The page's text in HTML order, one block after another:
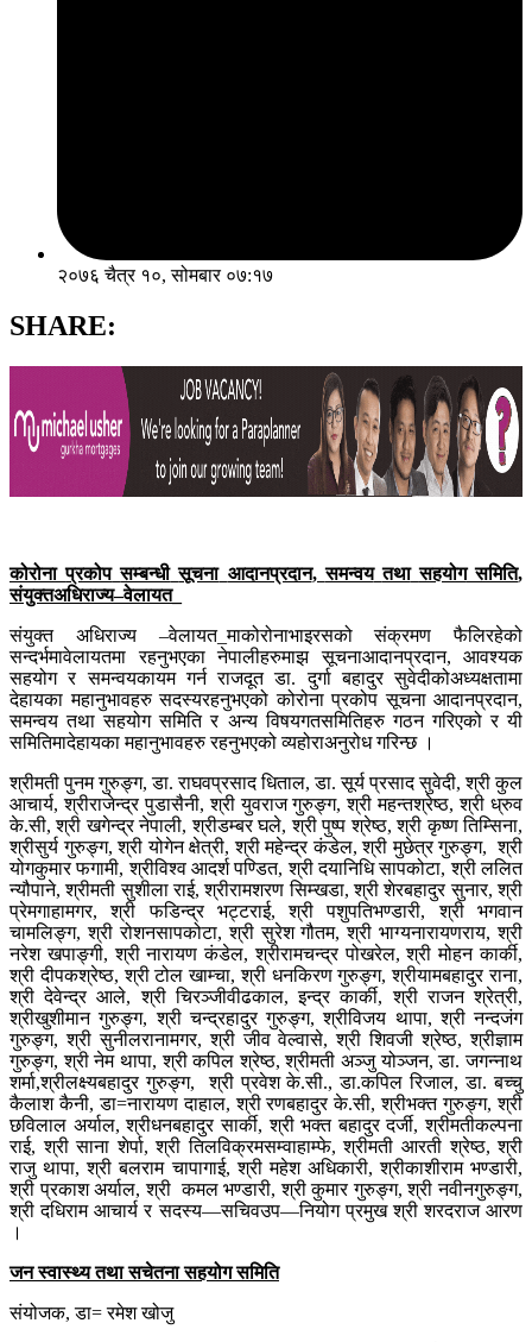
२०७६ चैत्र १०, सोमबार ०७:१७
SHARE:
कोरोना प्रकोप सम्बन्धी सूचना आदानप्रदान,समन्वय तथा सहयोग समिति,
संयुक्तअधिराज्य–वेलायत_
संयुक्त
अधिराज्य–वेलायत_माकोरोनाभाइरसको संक्रमण
फैलिरहेको
सन्दर्भमावेलायतमा रहनुभएका नेपालीहरुमाझ सूचनाआदानप्रदान, आवश्यक
सहयोग र समन्वयकायम गर्न राजदूत डा.दुर्गा बहादुर सुवेदीकोअध्यक्षतामा
देहायका महानुभावहरु सदस्यरहनुभएको कोरोना प्रकोप सूचना आदानप्रदान,
समन्वय तथा सहयोग समिति र अन्य विषयगतसमितिहरु गठन गरिएको र यी
समितिमादेहायका महानुभावहरु रहनुभएको व्यहोराअनुरोध गरिन्छ ।
श्रीमती पुनम गुरुङ्ग,डा.राघवप्रसाद धिताल,डा.सूर्य प्रसाद सुवेदी,श्री कुल
आचार्य,श्रीराजेन्द्र पुडासैनी,श्री युवराज गुरुङ्ग,श्री महन्तश्रेष्ठ,श्री ध्रुव
के.सी,श्री खगेन्द्र नेपाली,श्रीडम्बर घले,श्री पुष्प श्रेष्ठ,श्री कृष्ण तिम्सिना,
श्रीसुर्य गुरुङ्ग,श्री योगेन क्षेत्री,श्री महेन्द्र कंडेल,श्री मुछेत्र गुरुङ्ग,श्री
योगकुमार फगामी,श्रीविश्व आदर्श पण्डित,श्री दयानिधि सापकोटा,श्री ललित
न्यौपाने,श्रीमती सुशीला राई,श्रीरामशरण सिम्खडा,श्री शेरबहादुर सुनार,श्री
प्रेमगाहामगर,श्री फडिन्द्र भट्टराई,श्री पशुपतिभण्डारी,श्री
भगवान
चामलिङ्ग,श्री रोशनसापकोटा,श्री सुरेश गौतम,श्री भाग्यनारायणराय,श्री
नरेश खपाङ्गी,श्री नारायण कंडेल,श्रीरामचन्द्र पोखरेल,श्री मोहन कार्की,
श्री दीपकश्रेष्ठ,श्री टोल खाम्चा,श्री धनकिरण गुरुङ्ग,श्रीयामबहादुर राना,
श्री देवेन्द्र आले,श्री चिरञ्जीवीढकाल,इन्द्र कार्की,श्री राजन श्रेत्री,
श्रीखुशीमान गुरुङ्ग, श्री चन्द्रहादुर गुरुङ्ग,श्रीविजय थापा,श्री नन्दजंग
गुरुङ्ग,श्री सुनीलरानामगर,श्री जीव वेल्वासे,श्री शिवजी श्रेष्ठ,श्रीज्ञाम
गुरुङ्ग,श्री नेम थापा,श्री कपिल श्रेष्ठ,श्रीमती अञ्जु योञ्जन,डा.जगन्नाथ
शर्मा,श्रीलक्ष्यबहादुर गुरुङ्ग,श्री प्रवेश के.सी.,डा.कपिल रिजाल,डा.बच्चु
कैलाश कैनी,डा=नारायण दाहाल,श्री रणबहादुर के.सी,श्रीभक्त गुरुङ्ग,श्री
छविलाल अर्याल,श्रीधनबहादुर सार्की,श्री भक्त बहादुर दर्जी,श्रीमतीकल्पना
राई,श्री साना शेर्पा,श्री तिलविक्रमसम्वाहाम्फे,श्रीमती आरती श्रेष्ठ,श्री
राजु थापा,श्री बलराम चापागाई,श्री महेश अधिकारी,श्रीकाशीराम भण्डारी,
श्री प्रकाश अर्याल,श्री कमल भण्डारी,श्री कुमार गुरुङ्ग,श्री नवीनगुरुङ्ग,
श्री दधिराम आचार्य र सदस्य—सचिवउप—नियोग प्रमुख श्री शरदराज आरण
।
जन स्वास्थ्य तथा सचेतना सहयोग समिति
संयोजक,डा=रमेश खोजु